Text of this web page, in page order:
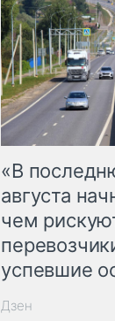
«В
августа
чем
успевшие
Дзен